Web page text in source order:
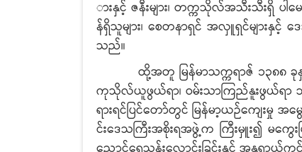
ားနှင့် ဇနီးများ၊ တက္ကသိုလ်အသီးသီးရှိ ပါမ
န်ရှိသူများ၊ စေတနာရှင် အလှူရှင်များနှင့်
သည်။
ထို့အတူ မြန်မာသက္ကရာဇ် ၁၃၈၈ ခု
ကုသိုလ်ယူဖွယ်ရာ၊ ဝမ်းသာကြည်နူးဖွယ်ရာ ဘ
ရားရင်ပြင်တော်တွင် မြန်မာ့ယဉ်ကျေးမှု အ
င်းဒေသကြီးအစိုးရအဖွဲ့က ကြီးမှူး၍ မကွေ